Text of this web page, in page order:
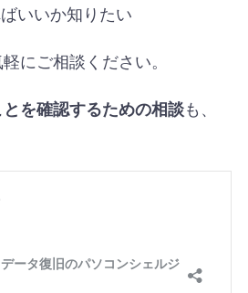
いいか知りたい
にご相談ください。
とを確認するための相談も、